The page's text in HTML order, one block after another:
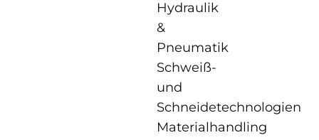
Hydraulik
&
Pneumatik
Schweiß-
und
Schneidetechnologien
Materialhandling
English
Русский